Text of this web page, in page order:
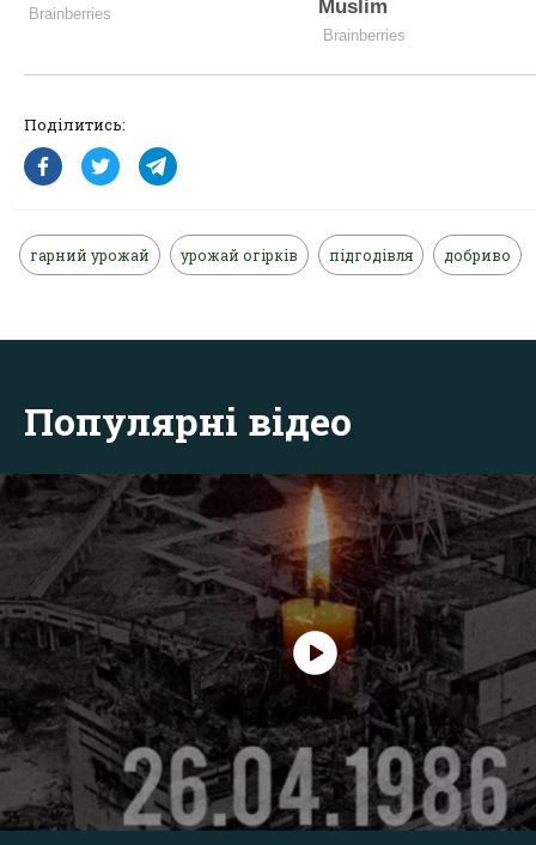
Поділитись:
гарний урожай урожай огірків підгодівля добриво
Популярні відео